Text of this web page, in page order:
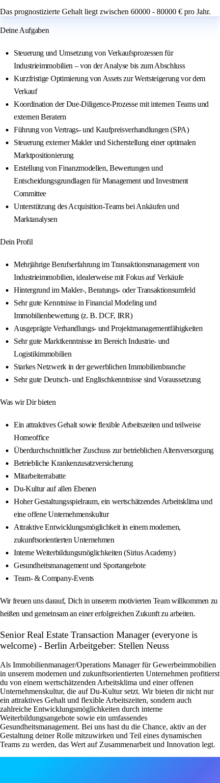
Das prognostizierte Gehalt liegt zwischen 60000 - 80000 € pro Jahr.
Deine Aufgaben
Steuerung und Umsetzung von Verkaufsprozessen für
Industrieimmobilien – von der Analyse bis zum Abschluss
Kurzfristige Optimierung von Assets zur Wertsteigerung vor dem
Verkauf
Koordination der Due-Diligence-Prozesse mit internen Teams und
externen Beratern
Führung von Vertrags- und Kaufpreisverhandlungen (SPA)
Steuerung externer Makler und Sicherstellung einer optimalen
Marktpositionierung
Erstellung von Finanzmodellen, Bewertungen und
Entscheidungsgrundlagen für Management und Investment
Committee
Unterstützung des Acquisition-Teams bei Ankäufen und
Marktanalysen
Dein Profil
Mehrjährige Berufserfahrung im Transaktionsmanagement von
Industrieimmobilien, idealerweise mit Fokus auf Verkäufe
Hintergrund im Makler-, Beratungs- oder Transaktionsumfeld
Sehr gute Kenntnisse in Financial Modeling und
Immobilienbewertung (z. B. DCF, IRR)
Ausgeprägte Verhandlungs- und Projektmanagementfähigkeiten
Sehr gute Marktkenntnisse im Bereich Industrie- und
Logistikimmobilien
Starkes Netzwerk in der gewerblichen Immobilienbranche
Sehr gute Deutsch- und Englischkenntnisse sind Voraussetzung
Was wir Dir bieten
Ein attraktives Gehalt sowie flexible Arbeitszeiten und teilweise
Homeoffice
Überdurchschnittlicher Zuschuss zur betrieblichen Altersversorgung
Betriebliche Krankenzusatzversicherung
Mitarbeiterrabatte
Du-Kultur auf allen Ebenen
Hoher Gestaltungsspielraum, ein wertschätzendes Arbeitsklima und
eine offene Unternehmenskultur
Attraktive Entwicklungsmöglichkeit in einem modernen,
zukunftsorientierten Unternehmen
Interne Weiterbildungsmöglichkeiten (Sirius Academy)
Gesundheitsmanagement und Sportangebote
Team- & Company-Events
Wir freuen uns darauf, Dich in unserem motivierten Team willkommen zu
heißen und gemeinsam an einer erfolgreichen Zukunft zu arbeiten.
Senior Real Estate Transaction Manager (everyone is
welcome) - Berlin Arbeitgeber: Stellen Neuss
Als Immobilienmanager/Operations Manager für Gewerbeimmobilien
in unserem modernen und zukunftsorientierten Unternehmen profitierst
du von einem wertschätzenden Arbeitsklima und einer offenen
Unternehmenskultur, die auf Du-Kultur setzt. Wir bieten dir nicht nur
ein attraktives Gehalt und flexible Arbeitszeiten, sondern auch
zahlreiche Entwicklungsmöglichkeiten durch interne
Weiterbildungsangebote sowie ein umfassendes
Gesundheitsmanagement. Bei uns hast du die Chance, aktiv an der
Gestaltung deiner Rolle mitzuwirken und Teil eines dynamischen
Teams zu werden, das Wert auf Zusammenarbeit und Innovation legt.